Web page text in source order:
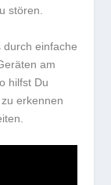
stören.
durch einfache
am
hilfst Du
erkennen